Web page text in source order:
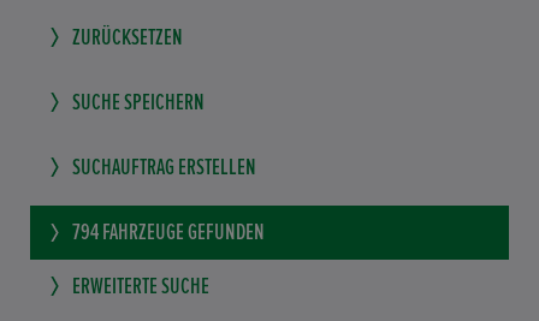
ZURÜCKSETZEN
SUCHE SPEICHERN
SUCHAUFTRAG ERSTELLEN
794 FAHRZEUGE GEFUNDEN
ERWEITERTE SUCHE